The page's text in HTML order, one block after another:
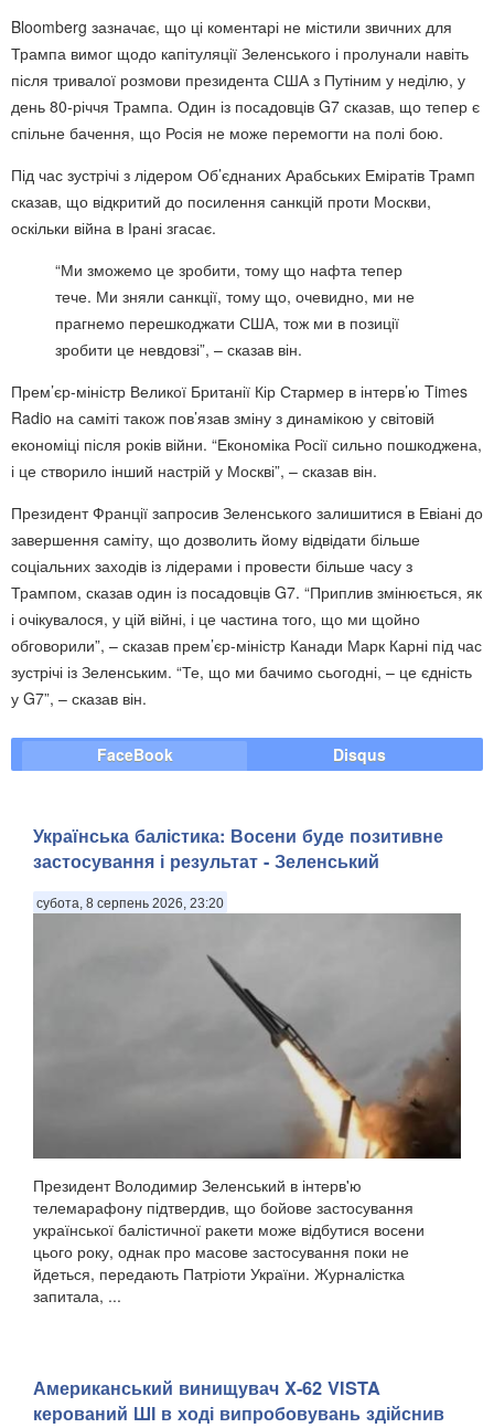
Bloomberg зазначає, що ці коментарі не містили звичних для
Трампа вимог щодо капітуляції Зеленського і пролунали навіть
після тривалої розмови президента США з Путіним у неділю, у
день 80-річчя Трампа. Один із посадовців G7 сказав, що тепер є
спільне бачення, що Росія не може перемогти на полі бою.
Під час зустрічі з лідером Об’єднаних Арабських Еміратів Трамп
сказав, що відкритий до посилення санкцій проти Москви,
оскільки війна в Ірані згасає.
“Ми зможемо це зробити, тому що нафта тепер
тече. Ми зняли санкції, тому що, очевидно, ми не
прагнемо перешкоджати США, тож ми в позиції
зробити це невдовзі”, – сказав він.
Прем’єр-міністр Великої Британії Кір Стармер в інтерв’ю Times
Radio на саміті також пов’язав зміну з динамікою у світовій
економіці після років війни. “Економіка Росії сильно пошкоджена,
і це створило інший настрій у Москві”, – сказав він.
Президент Франції запросив Зеленського залишитися в Евіані до
завершення саміту, що дозволить йому відвідати більше
соціальних заходів із лідерами і провести більше часу з
Трампом, сказав один із посадовців G7. “Приплив змінюється, як
і очікувалося, у цій війні, і це частина того, що ми щойно
обговорили”, – сказав прем’єр-міністр Канади Марк Карні під час
зустрічі із Зеленським. “Те, що ми бачимо сьогодні, – це єдність
у G7”, – сказав він.
FaceBook Disqus
Українська балістика: Восени буде позитивне
застосування і результат - Зеленський
субота, 8 серпень 2026, 23:20
Президент Володимир Зеленський в інтерв'ю
телемарафону підтвердив, що бойове застосування
української балістичної ракети може відбутися восени
цього року, однак про масове застосування поки не
йдеться, передають Патріоти України. Журналістка
запитала, ...
Американський винищувач X-62 VISTA
керований ШІ в ході випробовувань здійснив